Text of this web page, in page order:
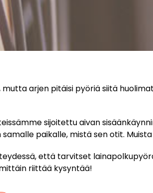
arjen pitäisi pyöriä siitä
sijoitettu aivan
paikalle, mistä sen otit.
että tarvitset
riittää kysyntää!